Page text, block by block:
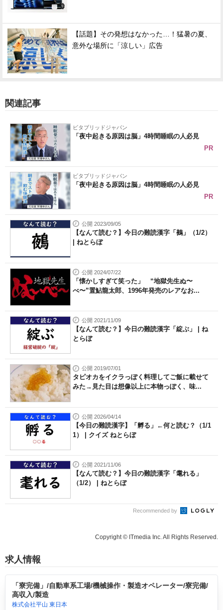
【話題】その発想はなかった…！猛暑の夏、
意外な場所に「涼しい」広告
関連記事
ビタブリッドジャパン
「夜中起きる原因は脳」4時間睡眠の人必見
PR
ビタブリッドジャパン
「夜中起きる原因は脳」4時間睡眠の人必見
PR
公開 2023/09/05
【なんて読む？】今日の難読漢字「鵺」（1/2）
| ねとらぼ
公開 2024/07/22
「懐かしすぎて笑った」 “地獄先生ぬ〜
べ〜”置鮎龍太郎、1996年発売のレアなお...
公開 2021/11/09
【なんて読む？】今日の難読漢字「綻ぶ」 | ね
とらぼ
公開 2019/07/01
タピオカをイクラっぽく料理してご飯に載せて
みた→見た目は想像以上に本物っぽく、味...
公開 2026/04/14
【今日の難読漢字】「孵る」←何と読む？（1/1
1） | クイズ ねとらぼ
公開 2021/11/06
【なんて読む？】今日の難読漢字「耄れる」
（1/2） | ねとらぼ
Recommended by
Copyright © ITmedia Inc. All Rights Reserved.
求人情報
「寮完備」/自動車系工場/機械操作・製造オペレーター/寮完備/
高収入/製造
株式会社平山 東日本